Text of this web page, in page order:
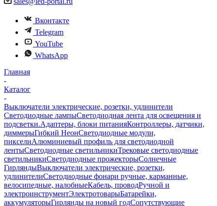
Вконтакте
Telegram
YouTube
WhatsApp
Главная
-
Каталог
-
Выключатели электрические, розетки, удлинители
Светодиодные лампыСветодиодная лента для освещения и
подсветки.Адаптеры, блоки питанияКонтроллеры, датчики,
диммерыГибкий НеонСветодиодные модули,
пикселиАлюминиевый профиль для светодиодной
лентыСветодиодные светильникиТрековые светодиодные
светильникиСветодиодные прожекторыСолнечные
ГирляндыВыключатели электрические, розетки,
удлинителиСветодиодные фонари ручные, карманные,
велосипедные, налобныеКабель, проводРучной и
электроинструментЭлектротоварыБатарейки,
аккумуляторыГирлянды на новый годСопутствующие